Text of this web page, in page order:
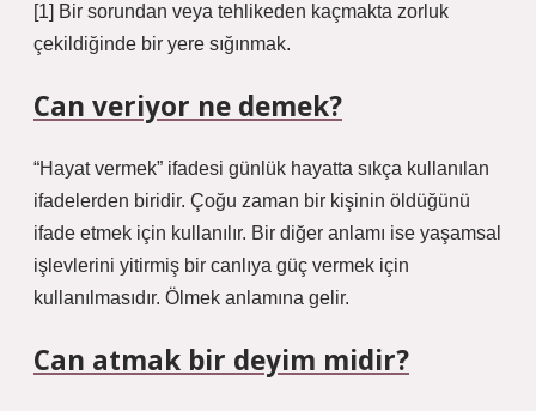
[1] Bir sorundan veya tehlikeden kaçmakta zorluk
çekildiğinde bir yere sığınmak.
Can veriyor ne demek?
“Hayat vermek” ifadesi günlük hayatta sıkça kullanılan
ifadelerden biridir. Çoğu zaman bir kişinin öldüğünü
ifade etmek için kullanılır. Bir diğer anlamı ise yaşamsal
işlevlerini yitirmiş bir canlıya güç vermek için
kullanılmasıdır. Ölmek anlamına gelir.
Can atmak bir deyim midir?